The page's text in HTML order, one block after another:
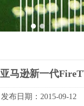
1
亚马逊新一代
发布日期： 2015-09-12